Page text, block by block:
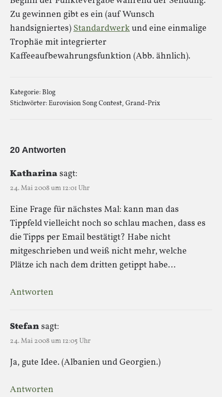
Zu gewinnen gibt es ein (auf Wunsch
handsigniertes)Standardwerkund eine einmalige
Trophäe mit integrierter
Kaffeeaufbewahrungsfunktion (Abb. ähnlich).
Kategorie:Blog
Stichwörter:Eurovision Song Contest, Grand-Prix
20 Antworten
Katharinasagt:
24. Mai 2008 um 12:01 Uhr
Eine Frage für nächstes Mal: kann man das
Tippfeld vielleicht noch so schlau machen, dass es
die Tipps per Email bestätigt? Habe nicht
mitgeschrieben und weiß nicht mehr, welche
Plätze ich nach dem dritten getippt habe…
Antworten
Stefansagt:
24. Mai 2008 um 12:05 Uhr
Ja, gute Idee. (Albanien und Georgien.)
Antworten